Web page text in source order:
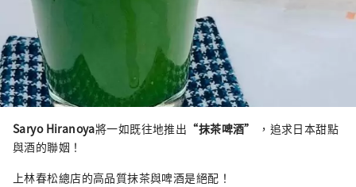
Saryo Hiranoya將一如既往地推出 “抹茶啤酒”
，追求日本甜點
與酒的聯姻！
上林春松總店的高品質抹茶與啤酒是絕配！